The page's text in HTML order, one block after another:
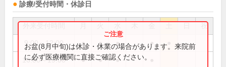
診療/受付時間・休診日
祝
9:00～12:00 ● ● ● ●
16:00～19:00 ● ● ●
お盆(8月中旬)は休診・休業の場合があります。来院前
に必ず医療機関に直接ご確認ください。